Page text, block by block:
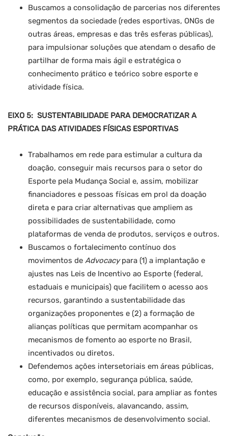
Buscamos a consolidação de parcerias nos diferentes
segmentos da sociedade (redes esportivas, ONGs de
outras áreas, empresas e das três esferas públicas),
para impulsionar soluções que atendam o desafio de
partilhar de forma mais ágil e estratégica o
conhecimento prático e teórico sobre esporte e
atividade física.
EIXO 5: SUSTENTABILIDADE PARA DEMOCRATIZAR A
PRÁTICA DAS ATIVIDADES FÍSICAS ESPORTIVAS
Trabalhamos em rede para estimular a cultura da
doação, conseguir mais recursos para o setor do
Esporte pela Mudança Social e, assim, mobilizar
financiadores e pessoas físicas em prol da doação
direta e para criar alternativas que ampliem as
possibilidades de sustentabilidade, como
plataformas de venda de produtos, serviços e outros.
Buscamos o fortalecimento contínuo dos
movimentos de Advocacypara (1) a implantação e
ajustes nas Leis de Incentivo ao Esporte (federal,
estaduais e municipais) que facilitem o acesso aos
recursos, garantindo a sustentabilidade das
organizações proponentes e (2) a formação de
alianças políticas que permitam acompanhar os
mecanismos de fomento ao esporte no Brasil,
incentivados ou diretos.
Defendemos ações intersetoriais em áreas públicas,
como, por exemplo, segurança pública, saúde,
educação e assistência social, para ampliar as fontes
de recursos disponíveis, alavancando, assim,
diferentes mecanismos de desenvolvimento social.